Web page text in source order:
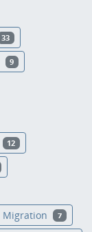
33
9
12
Migration 7